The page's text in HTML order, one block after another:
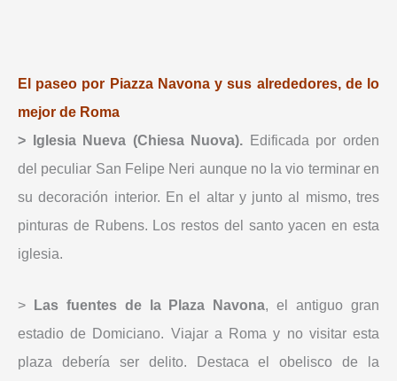
El paseo por Piazza Navona y sus alrededores, de lo
mejor de Roma
> Iglesia Nueva (Chiesa Nuova).
Edificada por orden
del peculiar San Felipe Neri aunque no la vio terminar en
su decoración interior. En el altar y junto al mismo, tres
pinturas de Rubens. Los restos del santo yacen en esta
iglesia.
> Las fuentes de la Plaza Navona, el antiguo gran
estadio de Domiciano. Viajar a Roma y no visitar esta
plaza debería ser delito. Destaca el obelisco de la